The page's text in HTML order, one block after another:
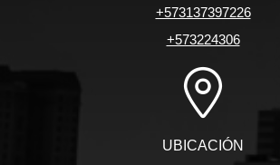
+573137397226
+573224306
UBICACIÓN